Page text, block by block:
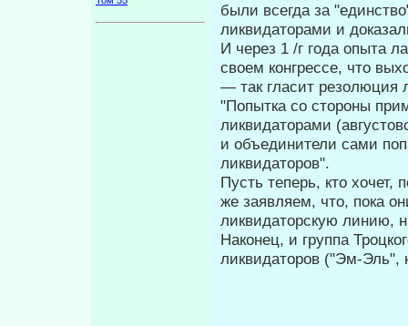
были всегда за
ликвидаторами и
И через 1 /г года опыта
своем конгрессе, что
— так гласит резолюция
"Попытка со стороны
ликвида­торами
и объединители сами
ликвидаторов".
Пусть теперь, кто
же за­являем, что, пока
ликвидаторскую линию,
Наконец, и группа
лик­видаторов ("Эм-Эль",